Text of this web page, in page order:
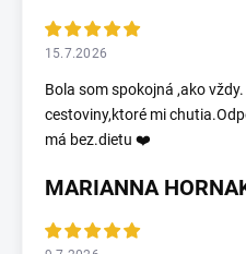
15.7.2026
Bola som spokojná ,ako
cestoviny,ktoré mi
má bez.dietu ❤️
MARIANNA